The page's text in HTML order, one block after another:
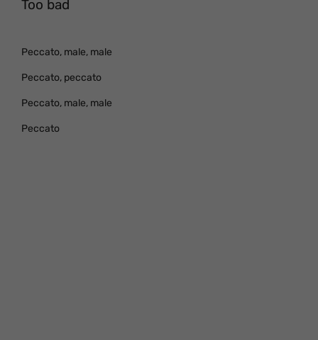
Too bad
Peccato, male, male
Peccato, peccato
Peccato, male, male
Peccato